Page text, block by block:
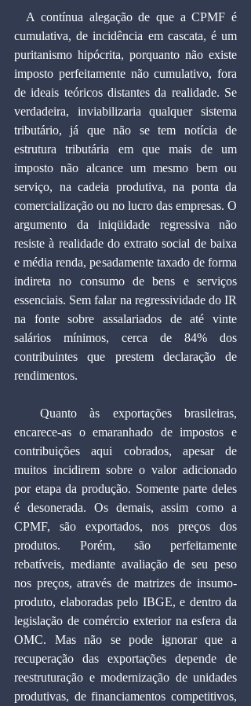
cumulativa, de incidência em cascata, é um
puritanismo hipócrita, porquanto não existe
imposto perfeitamente não cumulativo, fora
de ideais teóricos distantes da realidade. Se
verdadeira, inviabilizaria qualquer sistema
tributário, já que não se tem notícia de
estrutura tributária em que mais de um
imposto não alcance um mesmo bem ou
serviço, na cadeia produtiva, na ponta da
comercialização ou no lucro das empresas. O
argumento da iniqüidade regressiva não
resiste à realidade do extrato social de baixa
e média renda, pesadamente taxado de forma
indireta no consumo de bens e serviços
essenciais. Sem falar na regressividade do IR
na fonte sobre assalariados de até vinte
salários mínimos, cerca de 84% dos
contribuintes que prestem declaração de
rendimentos.
encarece-as o emaranhado de impostos e
contribuições aqui cobrados, apesar de
muitos incidirem sobre o valor adicionado
por etapa da produção. Somente parte deles
é desonerada. Os demais, assim como a
CPMF, são exportados, nos preços dos
produtos. Porém, são perfeitamente
rebatíveis, mediante avaliação de seu peso
nos preços, através de matrizes de insumo-
produto, elaboradas pelo IBGE, e dentro da
legislação de comércio exterior na esfera da
OMC. Mas não se pode ignorar que a
recuperação das exportações depende de
reestruturação e modernização de unidades
produtivas, de financiamentos competitivos,